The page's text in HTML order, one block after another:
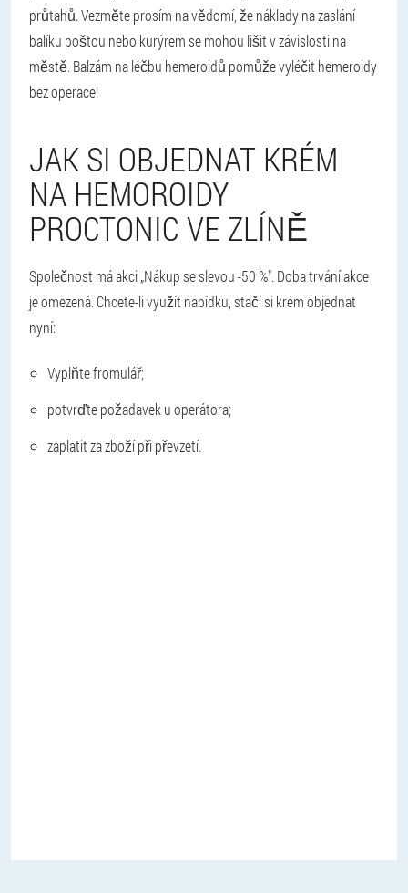
průtahů. Vezměte prosím na vědomí, že náklady na zaslání
balíku poštou nebo kurýrem se mohou lišit v závislosti na
městě. Balzám na léčbu hemeroidů pomůže vyléčit hemeroidy
bez operace!
JAK SI OBJEDNAT KRÉM
NA HEMOROIDY
PROCTONIC VE ZLÍNĚ
Společnost má akci „Nákup se slevou -50 %". Doba trvání akce
je omezená. Chcete-li využít nabídku, stačí si krém objednat
nyní:
Vyplňte fromulář;
potvrďte požadavek u operátora;
zaplatit za zboží při převzetí.